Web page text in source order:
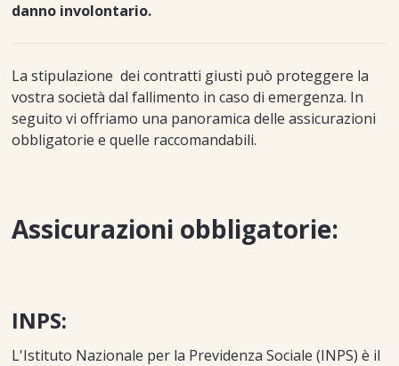
danno involontario.
La stipulazione dei contratti giusti può proteggere la
vostra società dal fallimento in caso di emergenza. In
seguito vi offriamo una panoramica delle assicurazioni
obbligatorie e quelle raccomandabili.
Assicurazioni obbligatorie:
INPS:
L'Istituto Nazionale per la Previdenza Sociale (INPS) è il